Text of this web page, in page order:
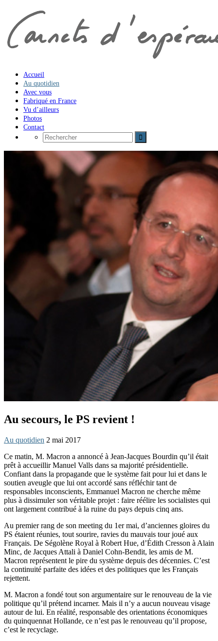
Accueil
Au quotidien
Avec vous
Fabriqué en France
Vu d’ailleurs
Photos
Contact
Au secours, le PS revient !
Au quotidien 2 mai 2017
Ce matin, M. Macron a annoncé à Jean-Jacques Bourdin qu’il était
prêt à accueillir Manuel Valls dans sa majorité présidentielle.
Confiant dans la propagande que le système fait pour lui et dans le
soutien aveugle que lui ont accordé sans réfléchir tant de
responsables inconscients, Emmanuel Macron ne cherche même
plus à dissimuler son véritable projet : faire réélire les socialistes qui
ont largement contribué à la ruine du pays depuis cinq ans.
Au premier rang de son meeting du 1er mai, d’anciennes gloires du
PS étaient réunies, tout sourire, ravies du mauvais tour joué aux
Français. De Ségolène Royal à Robert Hue, d’Édith Cresson à Alain
Minc, de Jacques Attali à Daniel Cohn-Bendit, les amis de M.
Macron représentent le pire du système depuis des décennies. C’est
la continuité parfaite des idées et des politiques que les Français
rejettent.
M. Macron a fondé tout son argumentaire sur le renouveau de la vie
politique qu’il prétend incarner. Mais il n’y a aucun nouveau visage
autour de lui. En réalité, responsable des orientations économiques
du quinquennat Hollande, ce n’est pas le renouveau qu’il propose,
c’est le recyclage.